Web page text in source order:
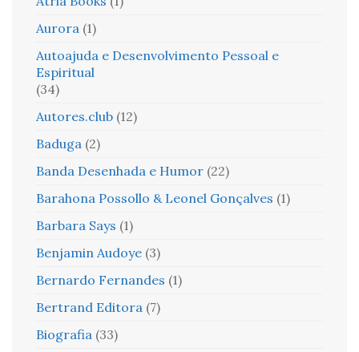
Aurora (1)
Autoajuda e Desenvolvimento Pessoal e
Espiritual
(34)
Autores.club (12)
Baduga (2)
Banda Desenhada e Humor (22)
Barahona Possollo & Leonel Gonçalves (1)
Barbara Says (1)
Benjamin Audoye (3)
Bernardo Fernandes (1)
Bertrand Editora (7)
Biografia (33)